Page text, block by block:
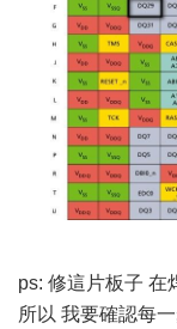
ps: 修這片板子 在
所以 我要確認每